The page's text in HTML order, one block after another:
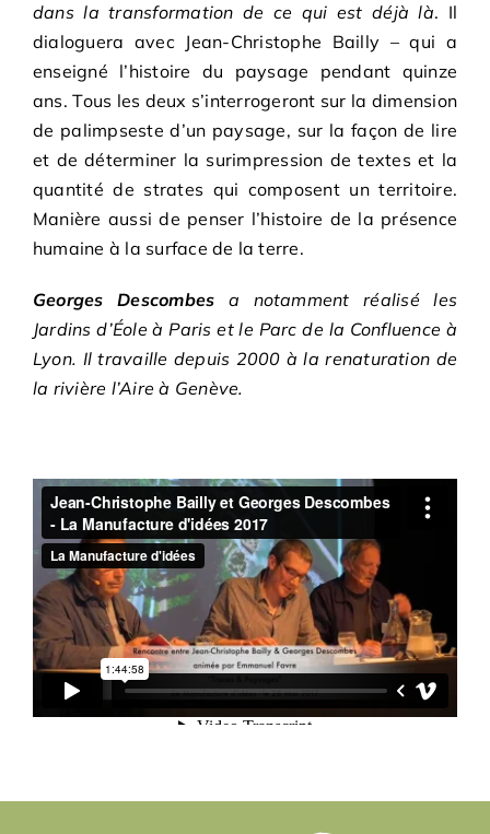
dans la transformation de ce qui est déjà là. Il
dialoguera avec Jean-Christophe Bailly – qui a
enseigné l’histoire du paysage pendant quinze
ans. Tous les deux s’interrogeront sur la dimension
de palimpseste d’un paysage, sur la façon de lire
et de déterminer la surimpression de textes et la
quantité de strates qui composent un territoire.
Manière aussi de penser l’histoire de la présence
humaine à la surface de la terre.
Georges Descombes a notamment réalisé les
Jardins d’Éole à Paris et le Parc de la Confluence à
Lyon. Il travaille depuis 2000 à la renaturation de
la rivière l’Aire à Genève.